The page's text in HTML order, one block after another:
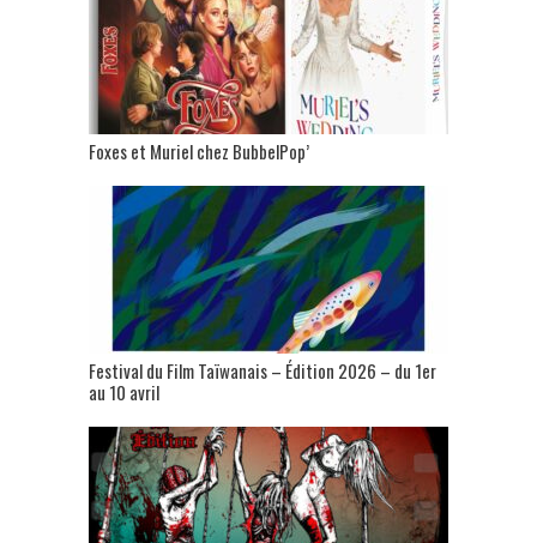
Foxes et Muriel chez BubbelPop’
Festival du Film Taïwanais – Édition 2026 – du 1er
au 10 avril